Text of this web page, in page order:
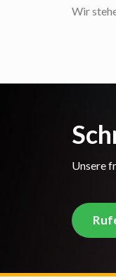
Wir
Unsere